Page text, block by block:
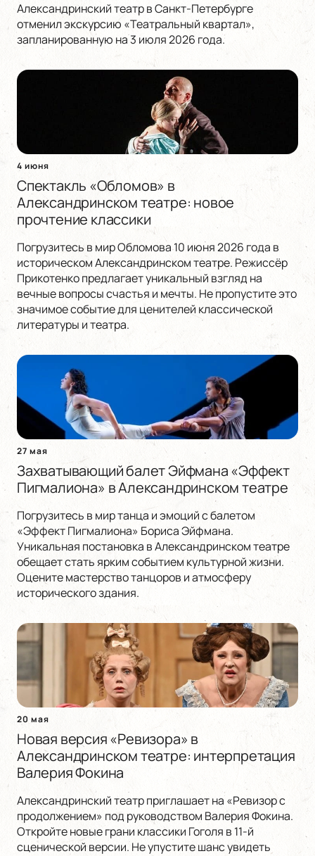
Александринский театр в Санкт-Петербурге
отменил экскурсию «Театральный квартал»,
запланированную на 3 июля 2026 года.
4 июня
Спектакль «Обломов» в
Александринском театре: новое
прочтение классики
Погрузитесь в мир Обломова 10 июня 2026 года в
историческом Александринском театре. Режиссёр
Прикотенко предлагает уникальный взгляд на
вечные вопросы счастья и мечты. Не пропустите это
значимое событие для ценителей классической
литературы и театра.
27 мая
Захватывающий балет Эйфмана «Эффект
Пигмалиона» в Александринском театре
Погрузитесь в мир танца и эмоций с балетом
«Эффект Пигмалиона» Бориса Эйфмана.
Уникальная постановка в Александринском театре
обещает стать ярким событием культурной жизни.
Оцените мастерство танцоров и атмосферу
исторического здания.
20 мая
Новая версия «Ревизора» в
Александринском театре: интерпретация
Валерия Фокина
Александринский театр приглашает на «Ревизор с
продолжением» под руководством Валерия Фокина.
Откройте новые грани классики Гоголя в 11-й
сценической версии. Не упустите шанс увидеть